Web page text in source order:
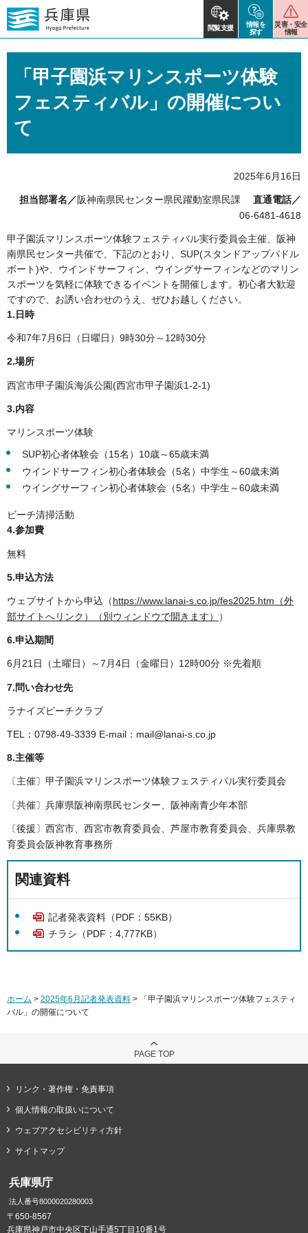
閲覧支援
情報を
探す
災害・安全
情報
「甲子園浜マリンスポーツ体験
フェスティバル」の開催につい
て
2025年6月16日
担当部署名／阪神南県民センター県民躍動室県民課 直通電話／
06-6481-4618
甲子園浜マリンスポーツ体験フェスティバル実行委員会主催、阪神
南県民センター共催で、下記のとおり、SUP(スタンドアップパドル
ボート)や、ウインドサーフィン、ウイングサーフィンなどのマリン
スポーツを気軽に体験できるイベントを開催します。初心者大歓迎
ですので、お誘い合わせのうえ、ぜひお越しください。
1.日時
令和7年7月6日（日曜日）9時30分～12時30分
2.場所
西宮市甲子園浜海浜公園(西宮市甲子園浜1-2-1)
3.内容
マリンスポーツ体験
SUP初心者体験会（15名）10歳～65歳未満
ウインドサーフィン初心者体験会（5名）中学生～60歳未満
ウイングサーフィン初心者体験会（5名）中学生～60歳未満
ビーチ清掃活動
4.参加費
無料
5.申込方法
ウェブサイトから申込（https://www.lanai-s.co.jp/fes2025.htm（外
部サイトへリンク）（別ウィンドウで開きます）
）
6.申込期間
6月21日（土曜日）～7月4日（金曜日）12時00分 ※先着順
7.問い合わせ先
ラナイズビーチクラブ
TEL：0798-49-3339 E-mail：mail@lanai-s.co.jp
8.主催等
〔主催〕甲子園浜マリンスポーツ体験フェスティバル実行委員会
〔共催〕兵庫県阪神南県民センター、阪神南青少年本部
〔後援〕西宮市、西宮市教育委員会、芦屋市教育委員会、兵庫県教
育委員会阪神教育事務所
関連資料
記者発表資料（PDF：55KB）
チラシ（PDF：4,777KB）
ホーム > 2025年6月記者発表資料 > 「甲子園浜マリンスポーツ体験フェスティ
バル」の開催について
PAGE TOP
リンク・著作権・免責事項
個人情報の取扱いについて
ウェブアクセシビリティ方針
サイトマップ
兵庫県庁
法人番号8000020280003
〒650-8567
兵庫県神戸市中央区下山手通5丁目10番1号